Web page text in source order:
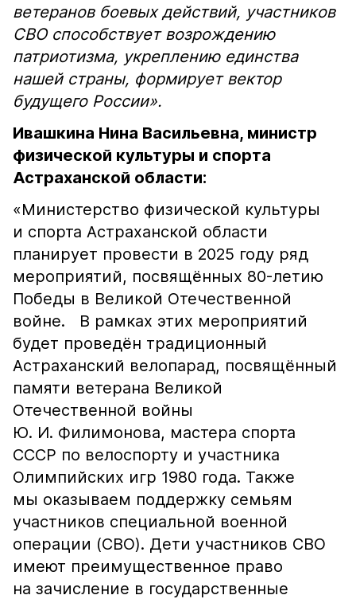
ветеранов боевых действий, участников
СВО способствует возрождению
патриотизма, укреплению единства
нашей страны, формирует вектор
будущего России».
Ивашкина Нина Васильевна, министр
физической культуры и спорта
Астраханской области:
«Министерство физической культуры
и спорта Астраханской области
планирует провести в 2025 году ряд
мероприятий, посвящённых 80-летию
Победы в Великой Отечественной
войне. В рамках этих мероприятий
будет проведён традиционный
Астраханский велопарад, посвящённый
памяти ветерана Великой
Отечественной войны
Ю. И. Филимонова, мастера спорта
СССР по велоспорту и участника
Олимпийских игр 1980 года. Также
мы оказываем поддержку семьям
участников специальной военной
операции (СВО). Дети участников СВО
имеют преимущественное право
на зачисление в государственные